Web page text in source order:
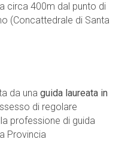
a circa 400m dal punto di
(Concattedrale di Santa
da una guida laureata in
di regolare
professione di guida
Provincia